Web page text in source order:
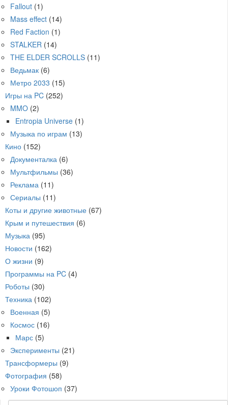
Fallout (1)
Mass effect (14)
Red Faction (1)
STALKER (14)
THE ELDER SCROLLS (11)
Ведьмак (6)
Метро 2033 (15)
Игры на PC (252)
MMO (2)
Entropia Universe (1)
Музыка по играм (13)
Кино (152)
Документалка (6)
Мультфильмы (36)
Реклама (11)
Сериалы (11)
Коты и другие животные (67)
Крым и путешествия (6)
Музыка (95)
Новости (162)
О жизни (9)
Программы на PC (4)
Роботы (30)
Техника (102)
Военная (5)
Космос (16)
Марс (5)
Эксперименты (21)
Трансформеры (9)
Фотография (58)
Уроки Фотошоп (37)